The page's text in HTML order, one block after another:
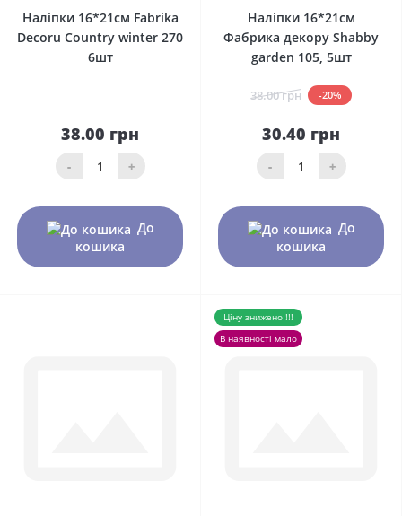
Наліпки 16*21см Fabrika
Decoru Country winter 270
6шт
38.00 грн
- +
До
кошика
Наліпки 16*21см
Фабрика декору Shabby
garden 105, 5шт
38.00 грн -20%
30.40 грн
- +
До
кошика
Ціну знижено !!!
В наявності мало